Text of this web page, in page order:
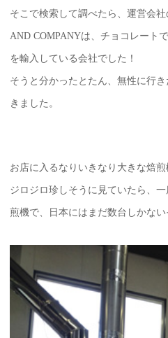
そこで検索して調べたら、運営会社
AND COMPANYは、チョコレート
を輸入している会社でした！
そうと分かったとたん、無性に行
きました。
お店に入るなりいきなり大きな焙煎
ジロジロ珍しそうに見ていたら、
煎機で、日本にはまだ数台しかない